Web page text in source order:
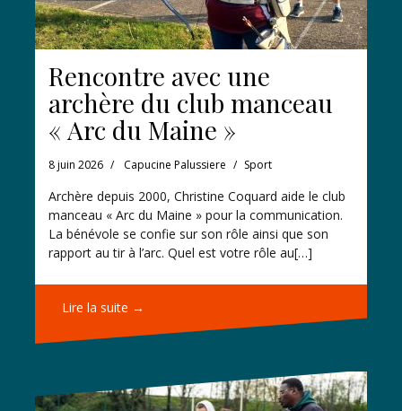
Rencontre avec une
archère du club manceau
« Arc du Maine »
8 juin 2026 Capucine Palussiere Sport
Archère depuis 2000, Christine Coquard aide le club
manceau « Arc du Maine » pour la communication.
La bénévole se confie sur son rôle ainsi que son
rapport au tir à l’arc. Quel est votre rôle au[…]
Lire la suite →